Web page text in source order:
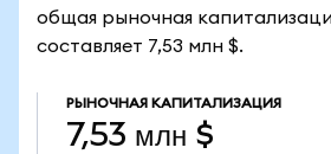
общая рыночная
составляет 7,53 млн $.
РЫНОЧНАЯ КАПИТАЛИЗАЦИЯ
7,53 млн $